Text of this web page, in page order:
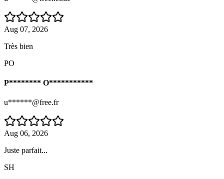
Aug 07, 2026
Très bien
PO
P******** O***********
u******@free.fr
Aug 06, 2026
Juste parfait...
SH